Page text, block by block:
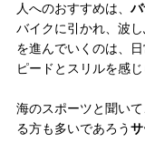
人へのおすすめは、
バイクに引かれ、波
を進んでいくのは、
ピードとスリルを感じ
海のスポーツと聞い
る方も多いであろう